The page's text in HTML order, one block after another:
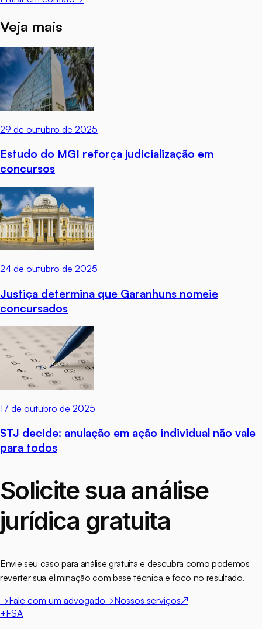
Veja mais
29 de outubro de 2025
Estudo do MGI reforça judicialização em
concursos
24 de outubro de 2025
Justiça determina que Garanhuns nomeie
concursados
17 de outubro de 2025
STJ decide: anulação em ação individual não vale
para todos
Solicite sua análise
jurídica gratuita
Envie seu caso para análise gratuita e descubra como podemos
reverter sua eliminação com base técnica e foco no resultado.
→Fale com um advogado→Nossos serviços↗
+FSA